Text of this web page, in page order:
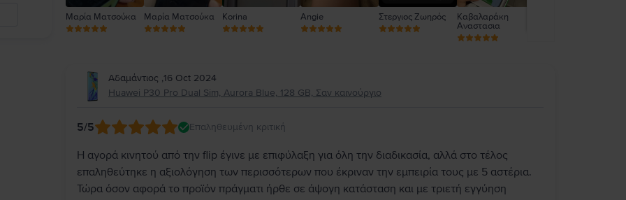
Μαρία Ματσούκα Μαρία Ματσούκα Korina Angie Στεργιος Ζωηρός
Καβαλαράκη
Αναστασια
Αδαμάντιος ,16 Oct 2024
Huawei P30 Pro Dual Sim, Aurora Blue, 128 GB, Σαν καινούργιο
5/5 Επαληθευμένη κριτική
Η αγορά κινητού από την flip έγινε με επιφύλαξη για όλη την διαδικασία, αλλά στο τέλος
επαληθεύτηκε η αξιολόγηση των περισσότερων που έκριναν την εμπειρία τους με 5 αστέρια.
Τώρα όσον αφορά το προϊόν πράγματι ήρθε σε άψογη κατάσταση και με τριετή εγγύηση